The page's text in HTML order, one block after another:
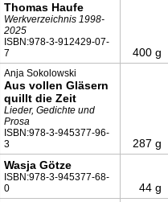
Thomas Haufe
Werkverzeichnis 1998-
2025
ISBN:978-3-912429-07-
7
400 g
Anja Sokolowski
Aus vollen Gläsern
quillt die Zeit
Lieder, Gedichte und
Prosa
ISBN:978-3-945377-96-
3
287 g
Wasja Götze
ISBN:978-3-945377-68-
0
44 g